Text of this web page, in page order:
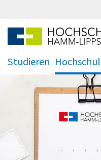
Studieren
.